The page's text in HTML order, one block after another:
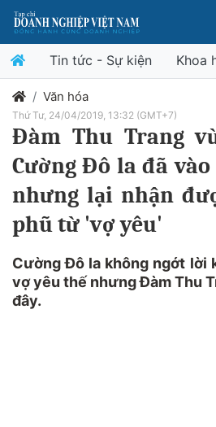
Tin tức - Sự kiện Khoa
Văn hóa
Thứ Tư, 24/04/2019, 13:32 (GMT+7)
Đàm Thu Trang
Cường Đô la đã
nhưng lại nhận
phũ từ 'vợ yêu'
Cường Đô la không ngớt lời
vợ yêu thế nhưng Đàm Thu
đây.